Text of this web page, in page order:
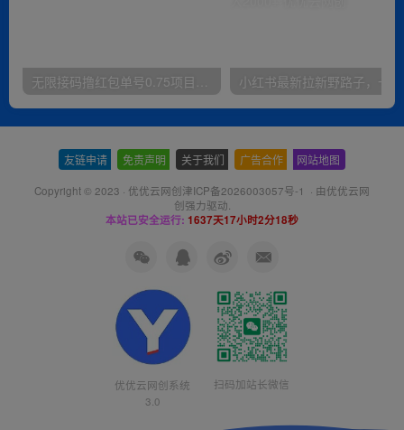
无限接码撸红包单号0.75项目无偿分享给你【揭秘】
友链申请 免责声明 关于我们 广告合作 网站地图
Copyright © 2023 · 优优云网创津ICP备2026003057号-1 · 由优优云网
创强力驱动.
本站已安全运行: 1637天17小时2分18秒
优优云网创系统
3.0
扫码加站长微信